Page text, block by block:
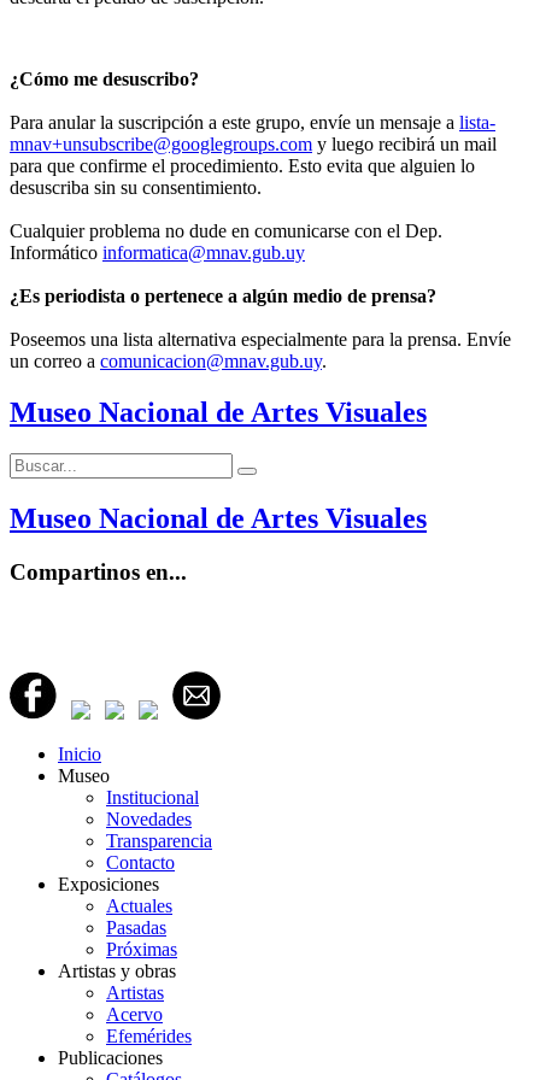
¿Cómo me desuscribo?
Para anular la suscripción a este grupo, envíe un mensaje a lista-
mnav+unsubscribe@googlegroups.com y luego recibirá un mail
para que confirme el procedimiento. Esto evita que alguien lo
desuscriba sin su consentimiento.
Cualquier problema no dude en comunicarse con el Dep.
Informático informatica@mnav.gub.uy
¿Es periodista o pertenece a algún medio de prensa?
Poseemos una lista alternativa especialmente para la prensa. Envíe
un correo a comunicacion@mnav.gub.uy.
Museo Nacional de Artes Visuales
Buscar:
Buscar
Museo Nacional de Artes Visuales
Compartinos en...
Inicio
Museo
Institucional
Novedades
Transparencia
Contacto
Exposiciones
Actuales
Pasadas
Próximas
Artistas y obras
Artistas
Acervo
Efemérides
Publicaciones